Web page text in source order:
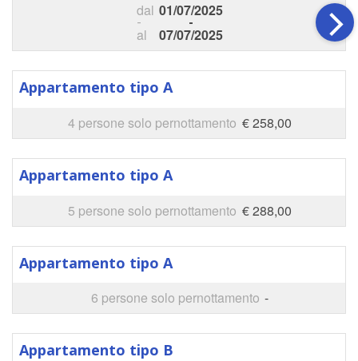
dal
-
al
01/07/2025
-
07/07/2025
Appartamento tipo A
4 persone solo pernottamento € 258,00
Appartamento tipo A
5 persone solo pernottamento € 288,00
Appartamento tipo A
6 persone solo pernottamento -
Appartamento tipo B